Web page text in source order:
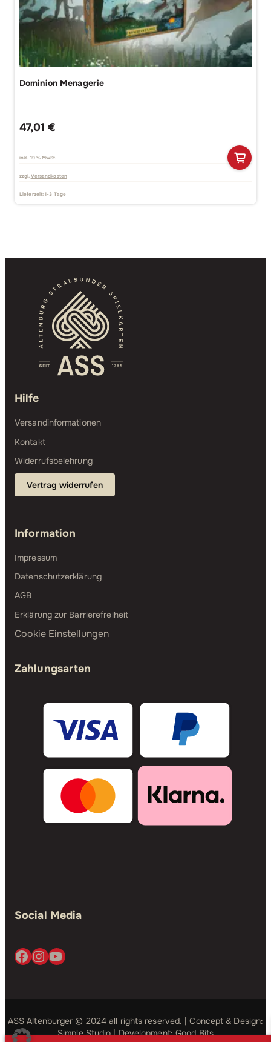
Dominion Menagerie
47,01 €
inkl. 19 % MwSt.
zzgl. Versandkosten
Lieferzeit:1-3 Tage
Hilfe
Versandinformationen
Kontakt
Widerrufsbelehrung
Vertrag widerrufen
Information
Impressum
Datenschutzerklärung
AGB
Erklärung zur Barrierefreiheit
Cookie Einstellungen
Zahlungsarten
Social Media
Facebook
Instagram
YouTube
ASS Altenburger © 2024 all rights reserved. | Concept & Design:
Simple Studio| Development:Good Bits